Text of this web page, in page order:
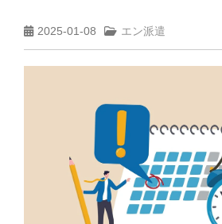
2025-01-08 エン派遣